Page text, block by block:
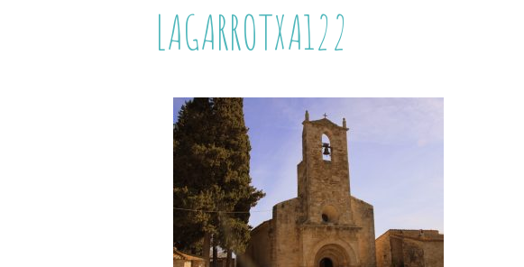
LAGARROTXA122